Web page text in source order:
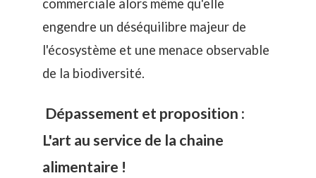
commerciale alors même qu'elle
engendre un déséquilibre majeur de
l'écosystème et une menace observable
de la biodiversité.
Dépassement et proposition :
L'art au service de la chaine
alimentaire !